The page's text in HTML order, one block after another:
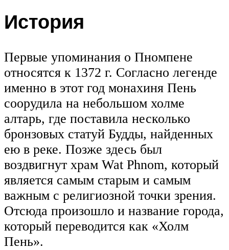
История
Первые упоминания о Пномпене
относятся к 1372 г. Согласно легенде
именно в этот год монахиня Пень
соорудила на небольшом холме
алтарь, где поставила несколько
бронзовых статуй Будды, найденных
ею в реке. Позже здесь был
воздвигнут храм Wat Phnom, который
является самым старым и самым
важным с религиозной точки зрения.
Отсюда произошло и название города,
который переводится как «Холм
Пень».